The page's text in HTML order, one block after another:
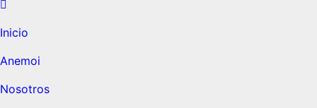
Inicio
Anemoi
Nosotros